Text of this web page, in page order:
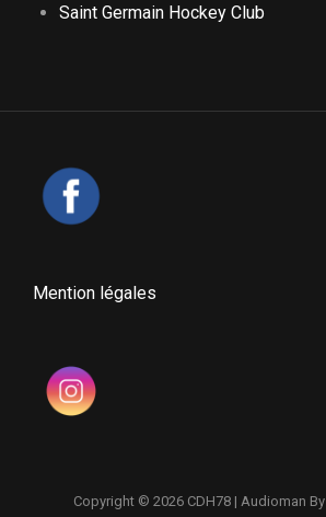
Saint Germain Hockey Club
Mention légales
Copyright © 2026 CDH78 | Audioman By